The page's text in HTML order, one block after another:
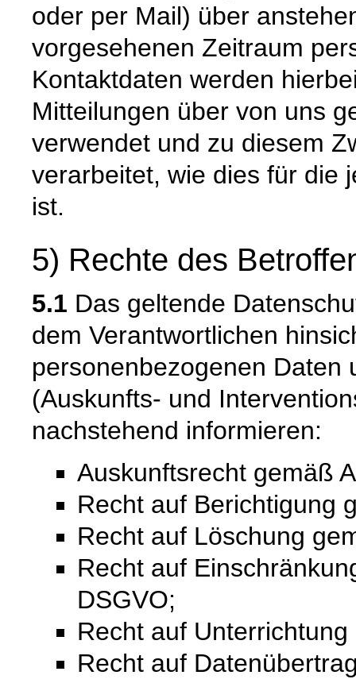
oder per Mail) über
vorgesehenen Zeitraum
Kontaktdaten werden
Mitteilungen über von uns
verwendet und zu diesem
verarbeitet, wie dies für die
ist.
5) Rechte des
5.1 Das geltende
dem Verantwortlichen
personenbezogenen Daten
(Auskunfts- und
nachstehend informieren:
Auskunftsrecht gemäß
Recht auf Berichtigung
Recht auf Löschung
Recht auf
DSGVO;
Recht auf
Recht auf